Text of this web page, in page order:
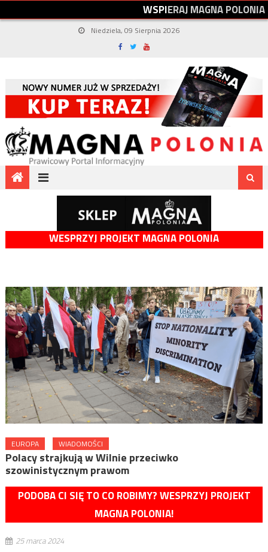
WSPIERAJMAGNAPOLONIA
Niedziela, 09 Sierpnia 2026
WESPRZYJ PROJEKT MAGNA POLONIA
EUROPA WIADOMOŚCI
Polacy strajkują w Wilnie przeciwko
szowinistycznym prawom
PODOBA CI SIĘ TO CO ROBIMY? WESPRZYJ PROJEKT
MAGNA POLONIA!
25 marca 2024